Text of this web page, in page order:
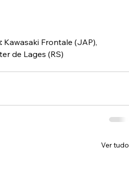
Kawasaki Frontale (JAP),
de Lages (RS)
Ver tudo